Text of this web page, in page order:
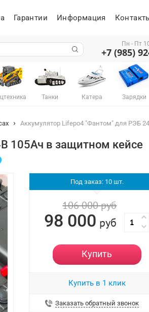
Гарантии Информация
Пн - Пт
+7 (985)
Танки Катера Зарядки
Аккумулятор Lifepo4 "Фантом" для РЭБ
105Ач в защитном кейсе
Под заказ: 10 шт.
106 000руб
98 000 руб
Купить
Купить в 1 клик
Заказать обратный звонок